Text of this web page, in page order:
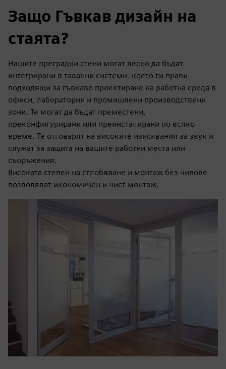
Защо Гъвкав дизайн на
стаята?
Нашите преградни стени могат лесно да бъдат
интегрирани в таванни системи, което ги прави
подходящи за гъвкаво проектиране на работна среда в
офиси, лаборатории и промишлени производствени
зони. Те могат да бъдат преместени,
преконфигурирани или преинсталирани по всяко
време. Те отговарят на високите изисквания за звук и
служат за защита на вашите работни места или
съоръжения.
Високата степен на сглобяване и монтаж без чипове
позволяват икономичен и чист монтаж.